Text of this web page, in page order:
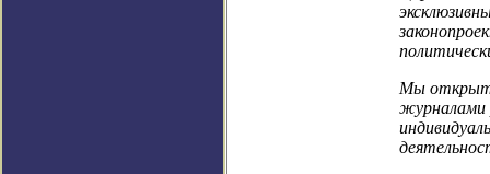
Мы
журналами